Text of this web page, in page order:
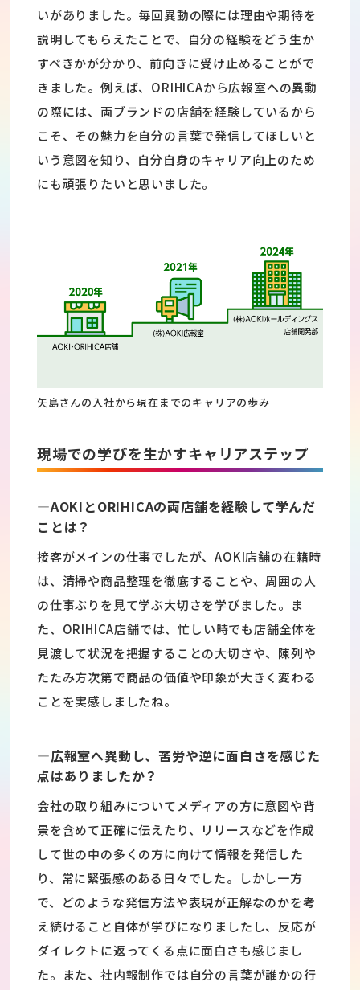
いがありました。毎回異動の際には理由や期待を
説明してもらえたことで、自分の経験をどう生か
すべきかが分かり、前向きに受け止めることがで
きました。例えば、ORIHICAから広報室への異動
の際には、両ブランドの店舗を経験しているから
こそ、その魅力を自分の言葉で発信してほしいと
いう意図を知り、自分自身のキャリア向上のため
にも頑張りたいと思いました。
矢島さんの入社から現在までのキャリアの歩み
現場での学びを生かすキャリアステップ
―AOKIとORIHICAの両店舗を経験して学んだ
ことは？
接客がメインの仕事でしたが、AOKI店舗の在籍時
は、清掃や商品整理を徹底することや、周囲の人
の仕事ぶりを見て学ぶ大切さを学びました。ま
た、ORIHICA店舗では、忙しい時でも店舗全体を
見渡して状況を把握することの大切さや、陳列や
たたみ方次第で商品の価値や印象が大きく変わる
ことを実感しましたね。
―広報室へ異動し、苦労や逆に面白さを感じた
点はありましたか？
会社の取り組みについてメディアの方に意図や背
景を含めて正確に伝えたり、リリースなどを作成
して世の中の多くの方に向けて情報を発信した
り、常に緊張感のある日々でした。しかし一方
で、どのような発信方法や表現が正解なのかを考
え続けること自体が学びになりましたし、反応が
ダイレクトに返ってくる点に面白さも感じまし
た。また、社内報制作では自分の言葉が誰かの行